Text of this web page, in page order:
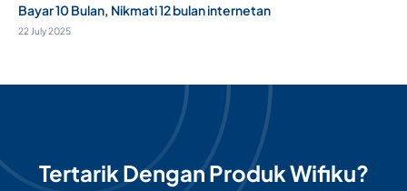
Bayar 10 Bulan, Nikmati 12 bulan internetan
22 July 2025
Tertarik Dengan Produk Wifiku?